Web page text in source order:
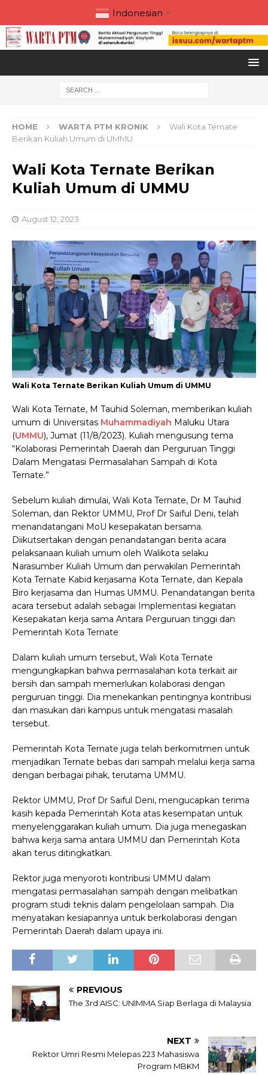
Indonesian ▼
HOME WARTA PTM KRONIK
Wali Kota Ternate
Berikan Kuliah Umum di UMMU
Wali Kota Ternate Berikan
Kuliah Umum di UMMU
August 12, 2023
Wali Kota Ternate Berikan Kuliah Umum di UMMU
Wali Kota Ternate, M Tauhid Soleman, memberikan kuliah
umum di Universitas Muhammadiyah Maluku Utara
(UMMU), Jumat (11/8/2023). Kuliah mengusung tema
“Kolaborasi Pemerintah Daerah dan Perguruan Tinggi
Dalam Mengatasi Permasalahan Sampah di Kota
Ternate.”
Sebelum kuliah dimulai, Wali Kota Ternate, Dr M Tauhid
Soleman, dan Rektor UMMU, Prof Dr Saiful Deni, telah
menandatangani MoU kesepakatan bersama.
Diikutsertakan dengan penandatangan berita acara
pelaksanaan kuliah umum oleh Walikota selaku
Narasumber Kuliah Umum dan perwakilan Pemerintah
Kota Ternate Kabid kerjasama Kota Ternate, dan Kepala
Biro kerjasama dan Humas UMMU. Penandatangan berita
acara tersebut adalah sebagai Implementasi kegiatan
Kesepakatan kerja sama Antara Perguruan tinggi dan
Pemerintah Kota Ternate
Dalam kuliah umum tersebut, Wali Kota Ternate
mengungkapkan bahwa permasalahan kota terkait air
bersih dan sampah memerlukan kolaborasi dengan
perguruan tinggi. Dia menekankan pentingnya kontribusi
dan masukan dari kampus untuk mengatasi masalah
tersebut.
Pemerintah Kota Ternate juga telah berkomitmen untuk
menjadikan Ternate bebas dari sampah melalui kerja sama
dengan berbagai pihak, terutama UMMU.
Rektor UMMU, Prof Dr Saiful Deni, mengucapkan terima
kasih kepada Pemerintah Kota atas kesempatan untuk
menyelenggarakan kuliah umum. Dia juga menegaskan
bahwa kerja sama antara UMMU dan Pemerintah Kota
akan terus ditingkatkan.
Rektor juga menyoroti kontribusi UMMU dalam
mengatasi permasalahan sampah dengan melibatkan
program studi teknis dalam pengelolaan sampah. Dia
menyatakan kesiapannya untuk berkolaborasi dengan
Pemerintah Daerah dalam upaya ini.
PREVIOUS
The 3rd AISC: UNIMMA Siap Berlaga di Malaysia
NEXT
Rektor Umri Resmi Melepas 223 Mahasiswa
Program MBKM